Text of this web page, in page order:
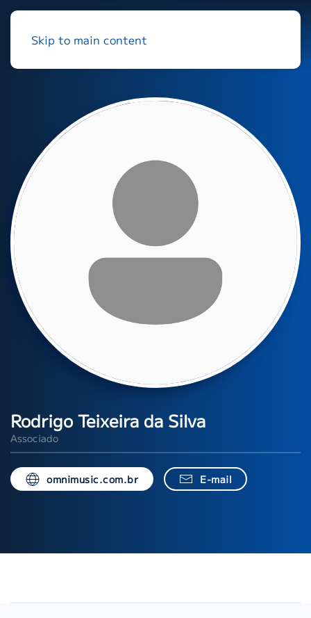
Skip to main content
Rodrigo Teixeira da Silva
Associado
omnimusic.com.br E-mail